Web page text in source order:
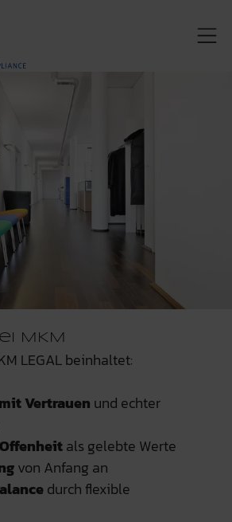
MKM
LEGAL beinhaltet:
Vertrauen und echter
als gelebte Werte
von Anfang an
durch flexible